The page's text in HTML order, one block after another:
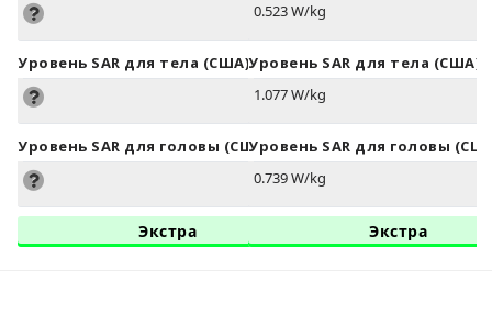
Уровень SAR для тела (США)
Уровень SAR для головы (США)
Экстра
0.523 W/kg
Уровень SAR для тела (США)
1.077 W/kg
Уровень SAR для головы
0.739 W/kg
Экстра